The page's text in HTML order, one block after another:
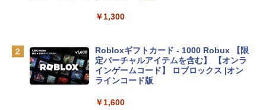
eTime HDカメラ、Touch ID - シルバー
tomtoc 360°保護 15.6 16インチ パソコ
ンケース Dell NEC Lavie ASUS HP dyna
￥1,300
Robloxギフトカード - 1000 Robux 【限
定バーチャルアイテムを含む】 【オンラ
インゲームコード】 ロブロックス |オン
ラインコード版
￥1,600